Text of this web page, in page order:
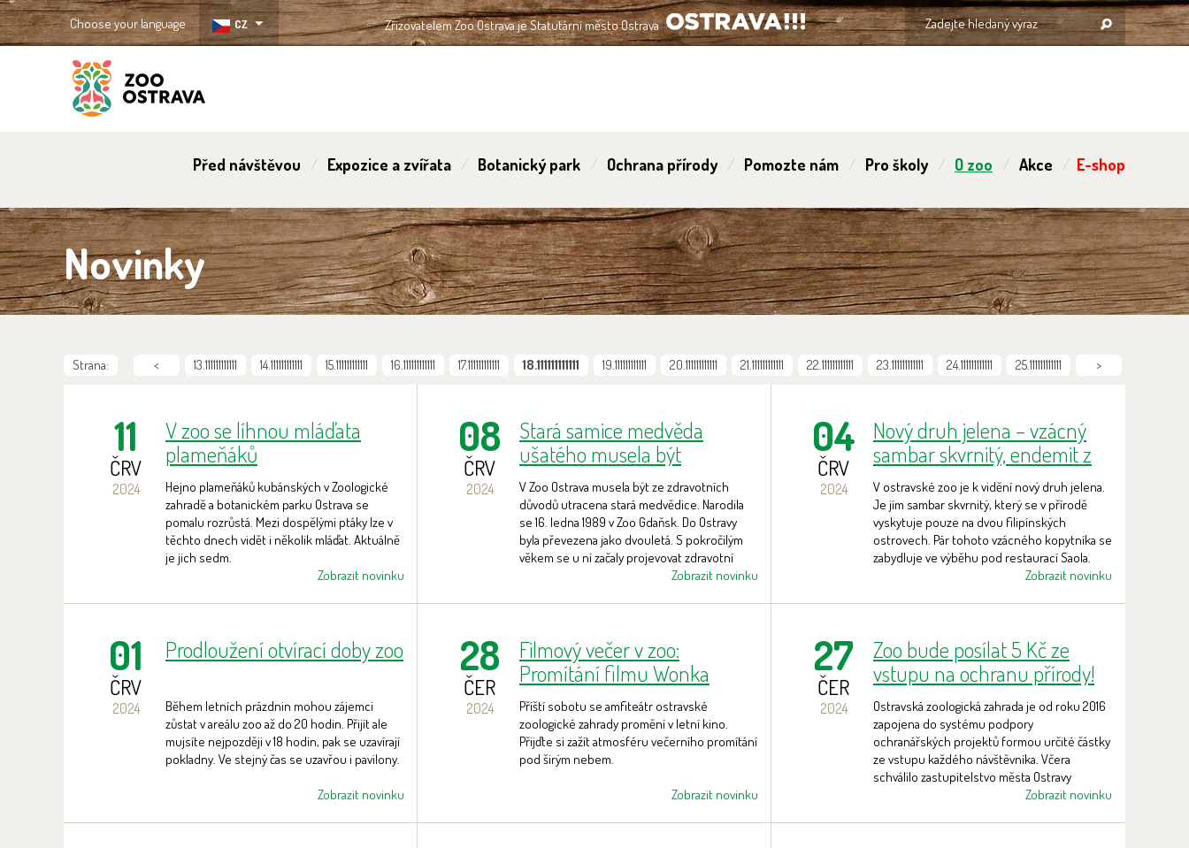
Zřizovatelem Zoo Ostrava je Statutární město Ostrava
OSTRAVA!!!
Choose your language CZ
Před návštěvou Expozice a zvířata Botanický park Ochrana přírody Pomozte nám Pro školy O zoo Akce E-shop
Novinky
Strana: < 13.111111111111 14.111111111111 15.111111111111 16.111111111111 17.111111111111 18.111111111111 19.111111111111 20.111111111111 21.111111111111 22.111111111111 23.111111111111 24.111111111111 25.111111111111 >
11
ČRV
2024
V zoo se líhnou mláďata
plameňáků
Hejno plameňáků kubánských v Zoologické
zahradě a botanickém parku Ostrava se
pomalu rozrůstá. Mezi dospělými ptáky lze v
těchto dnech vidět i několik mláďat. Aktuálně
je jich sedm.
Zobrazit novinku
08
ČRV
2024
Stará samice medvěda
ušatého musela být
utracena. Téměř 15 let si
užívala prostorný lesní
výběh.
V Zoo Ostrava musela být ze zdravotních
důvodů utracena stará medvědice. Narodila
se 16. ledna 1989 v Zoo Gdaňsk. Do Ostravy
byla převezena jako dvouletá. S pokročilým
věkem se u ní začaly projevovat zdravotní
problémy, především pohybového aparátu. V
Zobrazit novinku
04
ČRV
2024
Nový druh jelena – vzácný
sambar skvrnitý, endemit z
Filipín
V ostravské zoo je k vidění nový druh jelena.
Je jím sambar skvrnitý, který se v přírodě
vyskytuje pouze na dvou filipínských
ostrovech. Pár tohoto vzácného kopytníka se
zabydluje ve výběhu pod restaurací Saola.
Zobrazit novinku
01
ČRV
2024
Prodloužení otvírací doby zoo
Během letních prázdnin mohou zájemci
zůstat v areálu zoo až do 20 hodin. Přijít ale
mujsíte nejpozději v 18 hodin, pak se uzavírají
pokladny. Ve stejný čas se uzavřou i pavilony.
Zobrazit novinku
28
ČER
2024
Filmový večer v zoo:
Promítání filmu Wonka
Příští sobotu se amfiteátr ostravské
zoologické zahrady promění v letní kino.
Přijďte si zažít atmosféru večerního promítání
pod širým nebem.
Zobrazit novinku
27
ČER
2024
Zoo bude posílat 5 Kč ze
vstupu na ochranu přírody!
Ostravská zoologická zahrada je od roku 2016
zapojena do systému podpory
ochranářských projektů formou určité částky
ze vstupu každého návštěvníka. Včera
schválilo zastupitelstvo města Ostravy
příspěvek ve výši „Pět korun ze vstupu“.
Zobrazit novinku